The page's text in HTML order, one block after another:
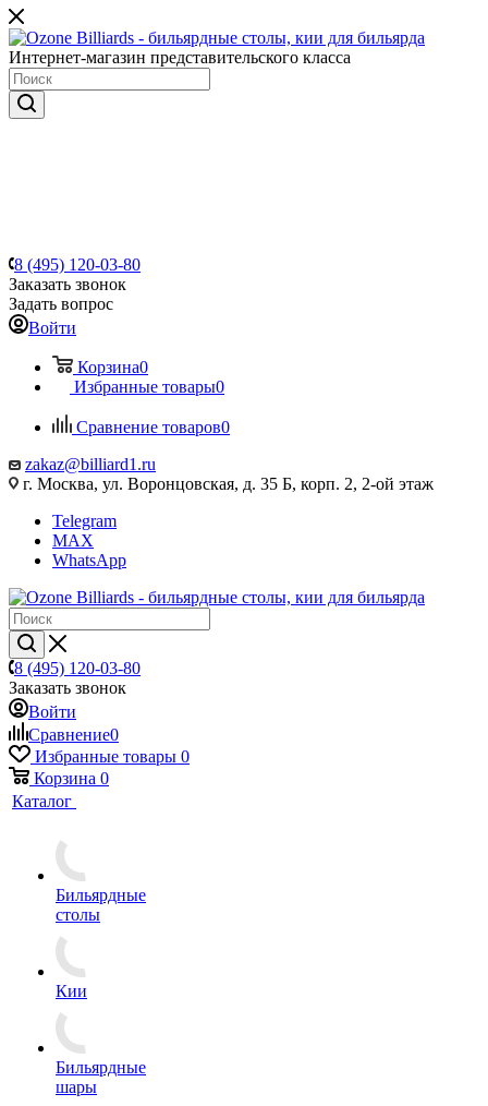
Интернет-магазин представительского класса
8 (495) 120-03-80
Заказать звонок
Задать вопрос
Войти
Корзина0
Избранные товары0
Сравнение товаров0
zakaz@billiard1.ru
г. Москва, ул. Воронцовская, д. 35 Б, корп. 2, 2-ой этаж
Telegram
MAX
WhatsApp
8 (495) 120-03-80
Заказать звонок
Войти
Сравнение0
Избранные товары 0
Корзина 0
Каталог
Бильярдные
столы
Кии
Бильярдные
шары